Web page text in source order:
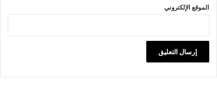
الموقع الإلكتروني